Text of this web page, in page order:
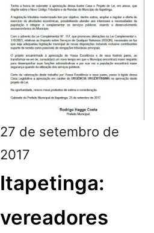
27 de setembro de
2017
Itapetinga:
vereadores